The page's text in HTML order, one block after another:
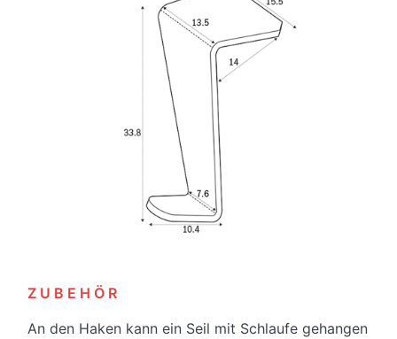
Z U B E H Ö R
An den Haken kann ein Seil mit Schlaufe gehangen